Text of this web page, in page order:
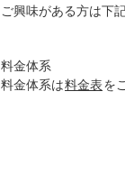
ご興味がある方は下
料金体系
料金体系は料金表を